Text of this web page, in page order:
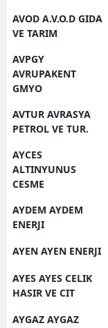
AVOD A.V.O.D GIDA
VE TARIM
AVPGY
AVRUPAKENT
GMYO
AVTUR AVRASYA
PETROL VE TUR.
AYCES
ALTINYUNUS
CESME
AYDEM AYDEM
ENERJI
AYEN AYEN ENERJI
AYES AYES CELIK
HASIR VE CIT
AYGAZ AYGAZ